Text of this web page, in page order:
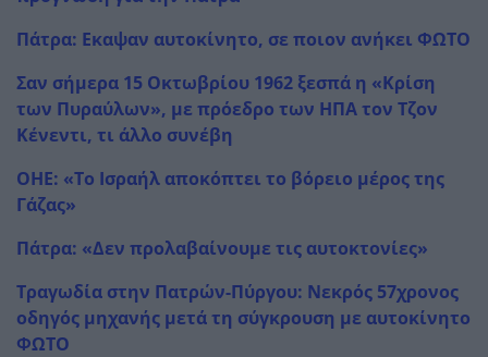
Πάτρα: Εκαψαν αυτοκίνητο, σε ποιον ανήκει ΦΩΤΟ
Σαν σήμερα 15 Οκτωβρίου 1962 ξεσπά η «Κρίση
των Πυραύλων», με πρόεδρο των ΗΠΑ τον Τζον
Κένεντι, τι άλλο συνέβη
ΟΗΕ: «Το Ισραήλ αποκόπτει το βόρειο μέρος της
Γάζας»
Πάτρα: «Δεν προλαβαίνουμε τις αυτοκτονίες»
Τραγωδία στην Πατρών-Πύργου: Νεκρός 57χρονος
οδηγός μηχανής μετά τη σύγκρουση με αυτοκίνητο
ΦΩΤΟ